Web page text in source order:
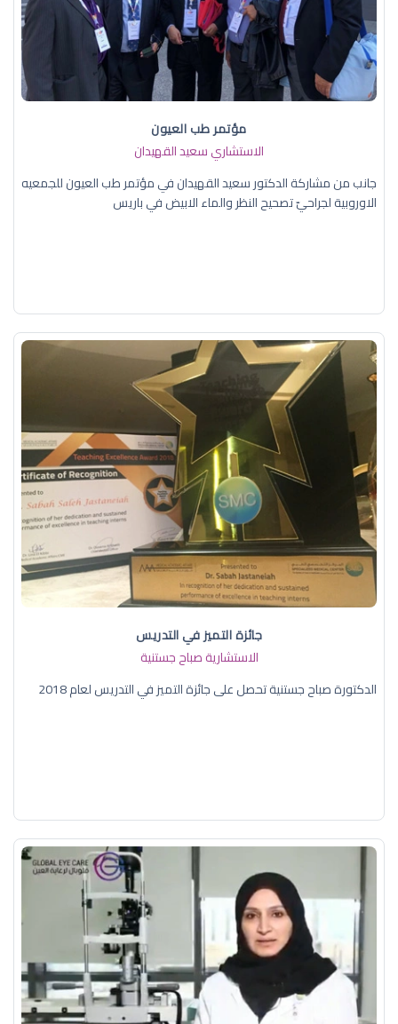
مؤتمر طب العيون
الاستشاري سعيد القهيدان
جانب من مشاركة الدكتور سعيد القهيدان في مؤتمر طب العيون للجمعيه
الاوروبية لجراحيّ تصحيح النظر والماء الابيض في باريس
جائزة التميز في التدريس
الاستشارية صباح جستنية
الدكتورة صباح جستنية تحصل على جائزة التميز في التدريس لعام 2018